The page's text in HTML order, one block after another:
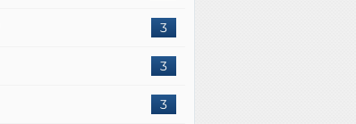
3
3
3